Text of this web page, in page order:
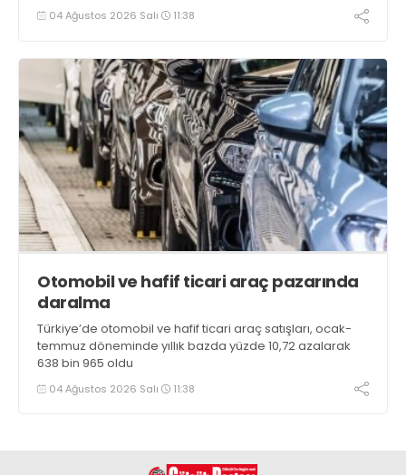
04 Ağustos 2026 Salı 11:38
Otomobil ve hafif ticari araç pazarında
daralma
Türkiye’de otomobil ve hafif ticari araç satışları, ocak-
temmuz döneminde yıllık bazda yüzde 10,72 azalarak
638 bin 965 oldu
04 Ağustos 2026 Salı 11:38